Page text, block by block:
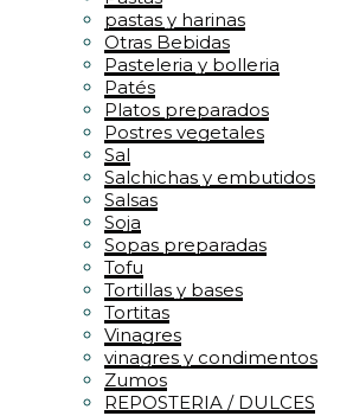
pastas y harinas
Otras Bebidas
Pasteleria y bolleria
Patés
Platos preparados
Postres vegetales
Sal
Salchichas y embutidos
Salsas
Soja
Sopas preparadas
Tofu
Tortillas y bases
Tortitas
Vinagres
vinagres y condimentos
Zumos
REPOSTERIA / DULCES